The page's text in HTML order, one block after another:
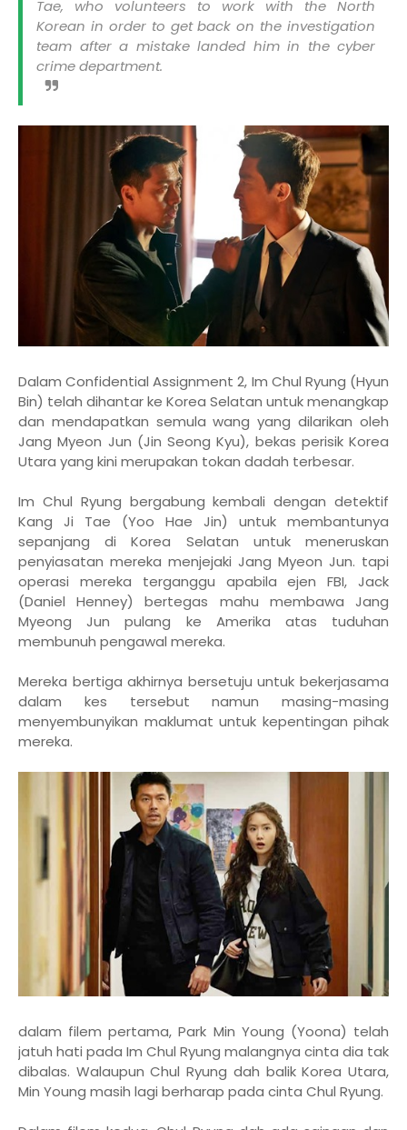
Tae, who volunteers to work with the North
Korean in order to get back on the investigation
team after a mistake landed him in the cyber
crime department.
Dalam Confidential Assignment 2, Im Chul Ryung (Hyun
Bin) telah dihantar ke Korea Selatan untuk menangkap
dan mendapatkan semula wang yang dilarikan oleh
Jang Myeon Jun (Jin Seong Kyu), bekas perisik Korea
Utara yang kini merupakan tokan dadah terbesar.
Im Chul Ryung bergabung kembali dengan detektif
Kang Ji Tae (Yoo Hae Jin) untuk membantunya
sepanjang di Korea Selatan untuk meneruskan
penyiasatan mereka menjejaki Jang Myeon Jun. tapi
operasi mereka terganggu apabila ejen FBI, Jack
(Daniel Henney) bertegas mahu membawa Jang
Myeong Jun pulang ke Amerika atas tuduhan
membunuh pengawal mereka.
Mereka bertiga akhirnya bersetuju untuk bekerjasama
dalam kes tersebut namun masing-masing
menyembunyikan maklumat untuk kepentingan pihak
mereka.
dalam filem pertama, Park Min Young (Yoona) telah
jatuh hati pada Im Chul Ryung malangnya cinta dia tak
dibalas. Walaupun Chul Ryung dah balik Korea Utara,
Min Young masih lagi berharap pada cinta Chul Ryung.